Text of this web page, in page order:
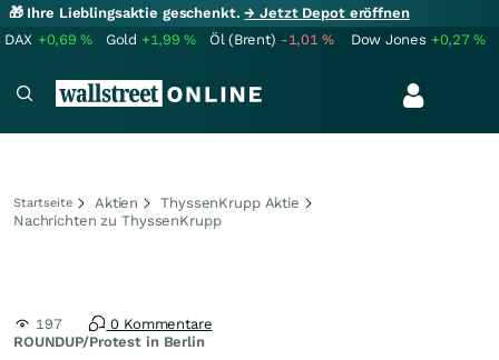
🎁 Ihre Lieblingsaktie geschenkt.→ Jetzt Depot eröffnen
DAX +0,69% Gold +1,99% Öl (Brent) -1,01% Dow Jones +0,27%
Startseite Aktien
ThyssenKrupp Aktie
Nachrichten zu ThyssenKrupp
ROUNDUP/Protest in Berlin
197 0 Kommentare